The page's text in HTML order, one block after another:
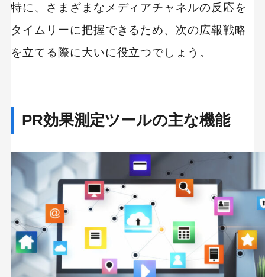
特に、さまざまなメディアチャネルの反応を
タイムリーに把握できるため、次の広報戦略
を立てる際に大いに役立つでしょう。
PR効果測定ツールの主な機能